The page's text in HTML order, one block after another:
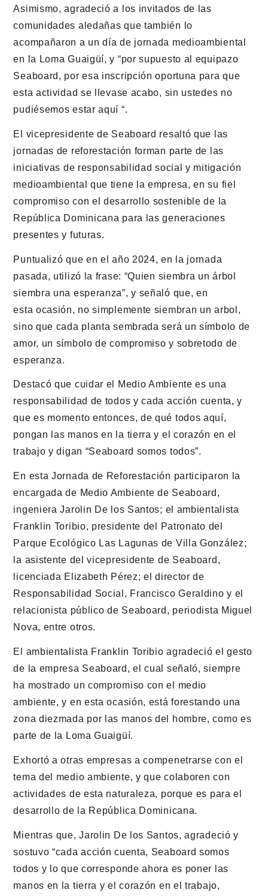
Asimismo, agradeció a los invitados de las
comunidades aledañas que también lo
acompañaron a un día de jornada medioambiental
en la Loma Guaigüí, y “por supuesto al equipazo
Seaboard, por esa inscripción oportuna para que
esta actividad se llevase acabo, sin ustedes no
pudiésemos estar aquí “.
El vicepresidente de Seaboard resaltó que las
jornadas de reforestación forman parte de las
iniciativas de responsabilidad social y mitigación
medioambiental que tiene la empresa, en su fiel
compromiso con el desarrollo sostenible de la
República Dominicana para las generaciones
presentes y futuras.
Puntualizó que en el año 2024, en la jornada
pasada, utilizó la frase: “Quien siembra un árbol
siembra una esperanza”, y señaló que, en
esta ocasión, no simplemente siembran un arbol,
sino que cada planta sembrada será un símbolo de
amor, un símbolo de compromiso y sobretodo de
esperanza.
Destacó que cuidar el Medio Ambiente es una
responsabilidad de todos y cada acción cuenta, y
que es momento entonces, de qué todos aquí,
pongan las manos en la tierra y el corazón en el
trabajo y digan “Seaboard somos todos”.
En esta Jornada de Reforestación participaron la
encargada de Medio Ambiente de Seaboard,
ingeniera Jarolin De los Santos; el ambientalista
Franklin Toribio, presidente del Patronato del
Parque Ecológico Las Lagunas de Villa González;
la asistente del vicepresidente de Seaboard,
licenciada Elizabeth Pérez; el director de
Responsabilidad Social, Francisco Geraldino y el
relacionista público de Seaboard, periodista Miguel
Nova, entre otros.
El ambientalista Franklin Toribio agradeció el gesto
de la empresa Seaboard, el cual señaló, siempre
ha mostrado un compromiso con el medio
ambiente, y en esta ocasión, está forestando una
zona diezmada por las manos del hombre, como es
parte de la Loma Guaigüí.
Exhortó a otras empresas a compenetrarse con el
tema del medio ambiente, y que colaboren con
actividades de esta naturaleza, porque es para el
desarrollo de la República Dominicana.
Mientras que, Jarolin De los Santos, agradeció y
sostuvo “cada acción cuenta, Seaboard somos
todos y lo que corresponde ahora es poner las
manos en la tierra y el corazón en el trabajo,